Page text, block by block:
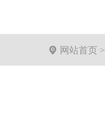
 网站首页 >